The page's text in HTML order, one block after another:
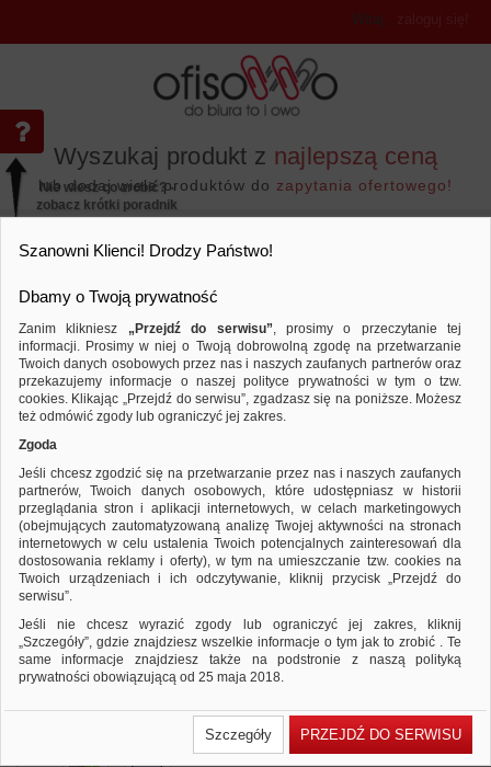
Wyszukaj produkt z najlepszą ceną
lub dodaj wiele produktów do zapytania ofertowego!
Witaj ,
Papier i etykiety
Etykiety samoprzylepne
ark.
Porównaj produkt: Etykiety uniwersalne MULTI 3,
Nie wiesz co zrobić? -
zobacz krótki poradnik
Szanowni Klienci! Drodzy Państwo!
Dbamy o Twoją prywatność
Zanim klikniesz „Przejdź do serwisu”, prosimy o przeczytanie tej
informacji. Prosimy w niej o Twoją dobrowolną zgodę na przetwarzanie
Twoich danych osobowych przez nas i naszych zaufanych partnerów oraz
przekazujemy informacje o naszej polityce prywatności w tym o tzw.
cookies. Klikając „Przejdź do serwisu”, zgadzasz się na poniższe. Możesz
też odmówić zgody lub ograniczyć jej zakres.
Zgoda
Jeśli chcesz zgodzić się na przetwarzanie przez nas i naszych zaufanych
partnerów, Twoich danych osobowych, które udostępniasz w historii
przeglądania stron i aplikacji internetowych, w celach marketingowych
(obejmujących zautomatyzowaną analizę Twojej aktywności na stronach
internetowych w celu ustalenia Twoich potencjalnych zainteresowań dla
dostosowania reklamy i oferty), w tym na umieszczanie tzw. cookies na
Twoich urządzeniach i ich odczytywanie, kliknij przycisk „Przejdź do
serwisu”.
Jeśli nie chcesz wyrazić zgody lub ograniczyć jej zakres, kliknij
„Szczegóły”, gdzie znajdziesz wszelkie informacje o tym jak to zrobić . Te
same informacje znajdziesz także na podstronie z naszą polityką
prywatności obowiązującą od 25 maja 2018.
wcześniejsza zgoda której udzieliliście podczas zakładania konta. Każda
Państwa zgoda jest dobrowolna i można ją w dowolnym momencie
Szczegóły PRZEJDŹ DO SERWISU